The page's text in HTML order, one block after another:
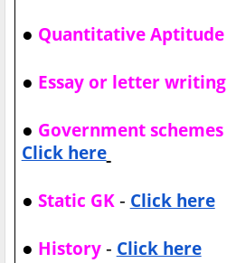
● Quantitative Aptitude
● Essay or letter writing
● Government
Click here
● Static GK - Click here
● History- Click here